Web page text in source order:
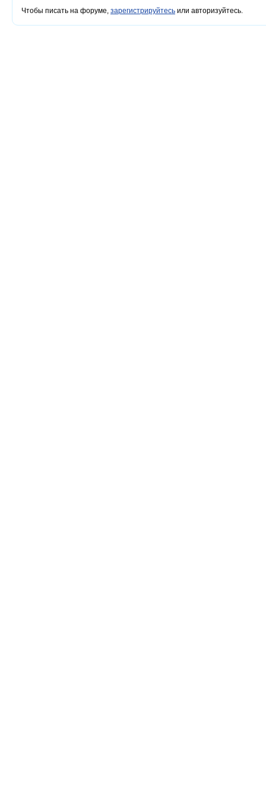
Чтобы писать на форуме, зарегистрируйтесь или авторизуйтесь.